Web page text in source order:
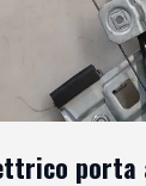
porta